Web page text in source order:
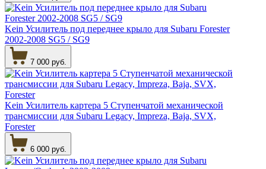
Kein Усилитель под переднее крыло для Subaru Forester
2002-2008 SG5 / SG9
7 000 руб.
Kein Усилитель картера 5 Ступенчатой механической
трансмиссии для Subaru Legacy, Impreza, Baja, SVX,
Forester
6 000 руб.